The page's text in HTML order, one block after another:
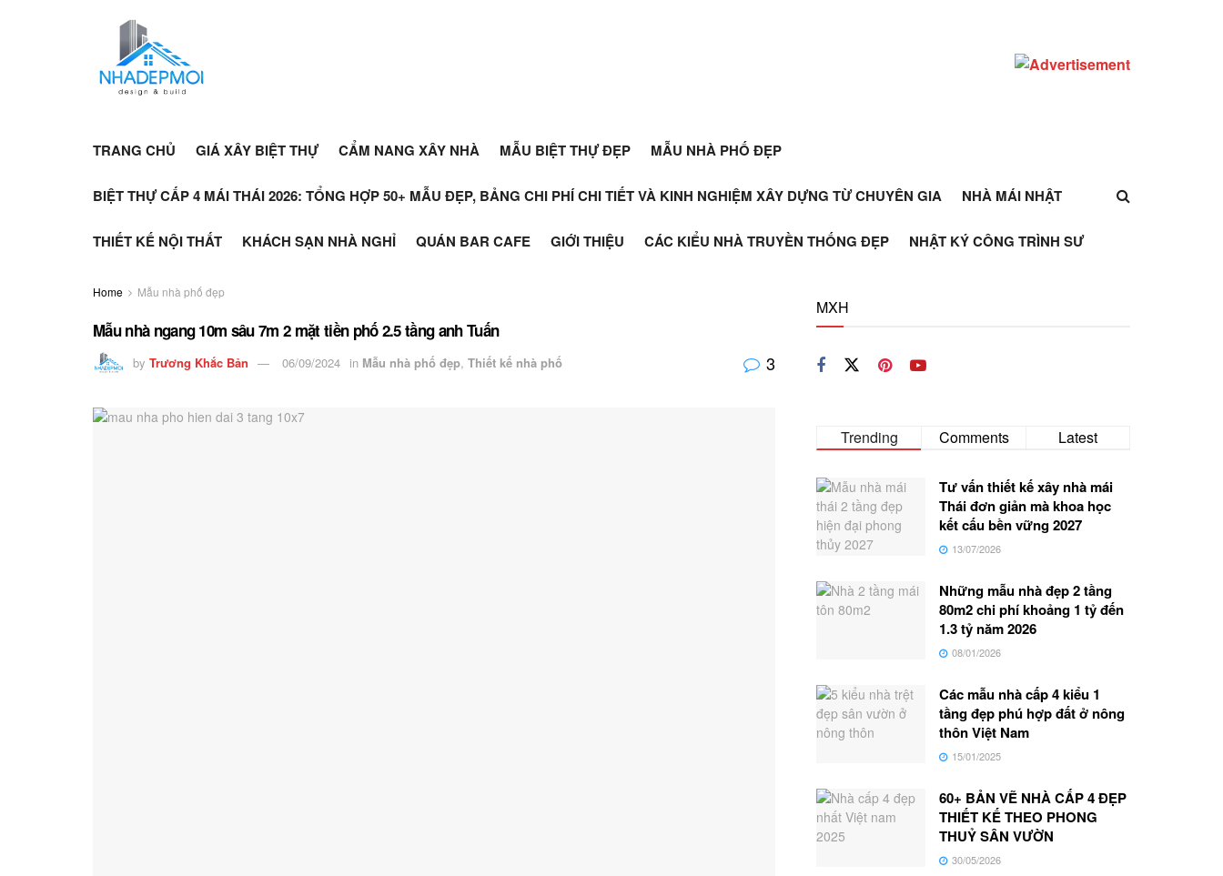
TRANG CHỦ GIÁ XÂY BIỆT THỰ CẨM NANG XÂY NHÀ MẪU BIỆT THỰ ĐẸP MẪU NHÀ PHỐ ĐẸP
BIỆT THỰ CẤP 4 MÁI THÁI 2026: TỔNG HỢP 50+ MẪU ĐẸP, BẢNG CHI PHÍ CHI TIẾT VÀ KINH NGHIỆM XÂY DỰNG TỪ CHUYÊN GIA NHÀ MÁI NHẬT
THIẾT KẾ NỘI THẤT KHÁCH SẠN NHÀ NGHỈ QUÁN BAR CAFE GIỚI THIỆU CÁC KIỂU NHÀ TRUYỀN THỐNG ĐẸP NHẬT KÝ CÔNG TRÌNH SƯ
Home Mẫu nhà phố đẹp
Mẫu nhà ngang 10m sâu 7m 2 mặt tiền phố 2.5 tầng anh Tuấn
by Trương Khắc Bản 06/09/2024 in Mẫu nhà phố đẹp, Thiết kế nhà phố 3
MXH
Trending Comments Latest
Tư vấn thiết kế xây nhà mái
Thái đơn giản mà khoa học
kết cấu bền vững 2027
13/07/2026
Những mẫu nhà đẹp 2 tầng
80m2 chi phí khoảng 1 tỷ đến
1.3 tỷ năm 2026
08/01/2026
Các mẫu nhà cấp 4 kiểu 1
tầng đẹp phú hợp đất ở nông
thôn Việt Nam
15/01/2025
60+ BẢN VẼ NHÀ CẤP 4 ĐẸP
THIẾT KẾ THEO PHONG
THUỶ SÂN VƯỜN
30/05/2026